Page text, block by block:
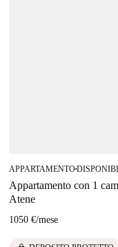
APPARTAMENTO■
Appartamento con 1
Atene
1050 €/mese